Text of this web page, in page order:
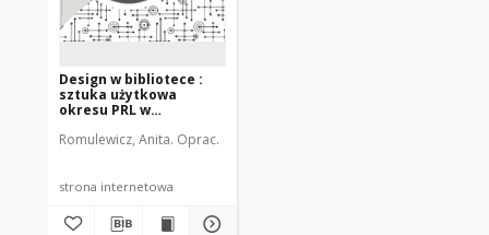
Design w bibliotece :
sztuka użytkowa
okresu PRL w
WMBC
Romulewicz, Anita. Oprac.
strona internetowa